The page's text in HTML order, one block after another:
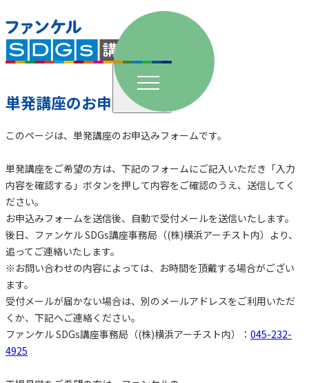
小学校
中学校
高校
単発講座
長期講座
特別講座 ほか
単発講座のお申込み
このページは、単発講座のお申込みフォームです。
単発講座をご希望の方は、下記のフォームにご記入いただき「入力
内容を確認する」ボタンを押して内容をご確認のうえ、送信してく
ださい。
お申込みフォームを送信後、⾃動で受付メールを送信いたします。
後⽇、ファンケル SDGs講座事務局（(株)横浜アーチスト内）より、
追ってご連絡いたします。
※お問い合わせの内容によっては、お時間を頂戴する場合がござい
ます。
受付メールが届かない場合は、別のメールアドレスをご利⽤いただ
くか、下記へご連絡ください。
ファンケル SDGs講座事務局（(株)横浜アーチスト内）： 045-232-
4925